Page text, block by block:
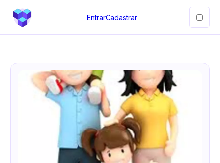
EntrarCadastrar